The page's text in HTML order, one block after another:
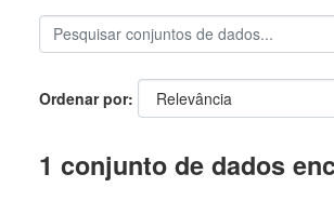
Ordenar por
1 conjunto de dados